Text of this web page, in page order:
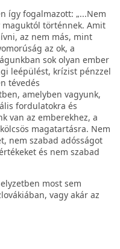
így fogalmazott: „...Nem
maguktól történnek. Amit
az nem más, mint
az ok, a
sok olyan ember
leépülést, krízist pénzzel
tévedés
amelyben vagyunk,
fordulatokra és
van az emberekhez, a
magatartásra. Nem
nem szabad adósságot
és nem szabad
most sem
vagy akár az